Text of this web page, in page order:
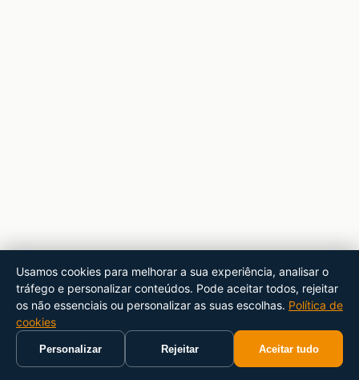
Usamos cookies para melhorar a sua experiência, analisar o
tráfego e personalizar conteúdos. Pode aceitar todos, rejeitar
os não essenciais ou personalizar as suas escolhas. Política de
cookies
Personalizar Rejeitar Aceitar tudo